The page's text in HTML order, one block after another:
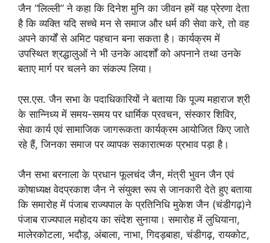
जैन “लिल्ली” ने कहा कि दिनेश मुनि का जीवन हमें यह प्रेरणा देता
है कि व्यक्ति यदि सच्चे मन से समाज और धर्म की सेवा करे, तो वह
अपने कार्यों से अमिट पहचान बना सकता है। कार्यक्रम में
उपस्थित श्रद्धालुओं ने भी उनके आदर्शों को अपनाने तथा उनके
बताए मार्ग पर चलने का संकल्प लिया।
एस.एस. जैन सभा के पदाधिकारियों ने बताया कि पूज्य महाराज श्री
के सान्निध्य में समय-समय पर धार्मिक प्रवचन, संस्कार शिविर,
सेवा कार्य एवं सामाजिक जागरूकता कार्यक्रम आयोजित किए जाते
रहे हैं, जिनका समाज पर व्यापक सकारात्मक प्रभाव पड़ा है।
जैन सभा बरनाला के प्रधान फूलचंद जैन, मंत्री भुवन जैन एवं
कोषाध्यक्ष वेदप्रकाश जैन ने संयुक्त रूप से जानकारी देते हुए बताया
कि समारोह में पंजाब राज्यपाल के प्रतिनिधि मुकेश जैन (चंडीगढ़)ने
पंजाब राज्यपाल महोदय का संदेश सुनाया। समारोह में लुधियाना,
मालेरकोटला, भदौड़, अंबाला, नाभा, गिदड़बाहा, चंडीगढ़, रायकोट,